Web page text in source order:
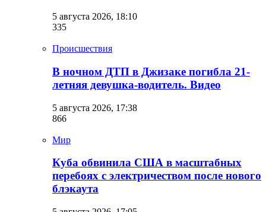
5 августа 2026, 18:10
335
Происшествия
В ночном ДТП в Джизаке погибла 21-
летняя девушка-водитель. Видео
5 августа 2026, 17:38
866
Мир
Куба обвинила США в масштабных
перебоях с электричеством после нового
блэкаута